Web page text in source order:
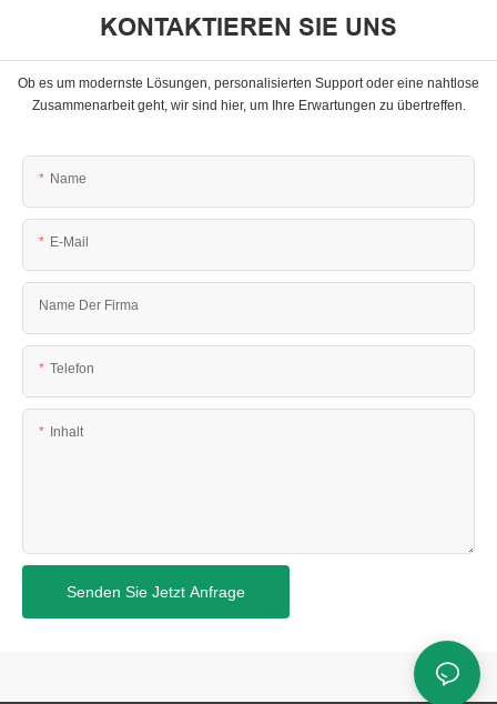
KONTAKTIEREN SIE UNS
Ob es um modernste Lösungen, personalisierten Support oder eine nahtlose
Zusammenarbeit geht, wir sind hier, um Ihre Erwartungen zu übertreffen.
Name
E-Mail
Name Der Firma
Telefon
Inhalt
Senden Sie Jetzt Anfrage